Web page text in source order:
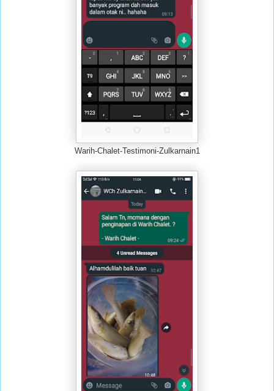
Warih-Chalet-Testimoni-Zulkarnain1